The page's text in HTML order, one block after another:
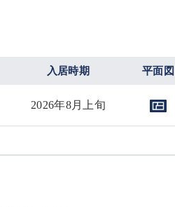
入居時期 平面図
2026年8月上旬